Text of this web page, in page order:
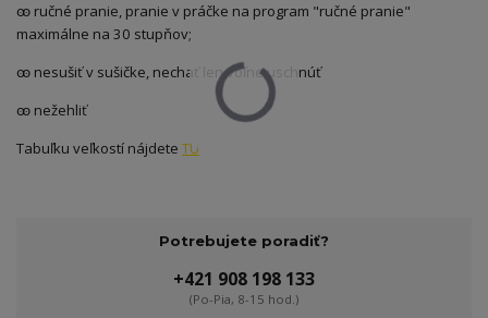
ꙭ ručné pranie, pranie v práčke na program "ručné pranie"
maximálne na 30 stupňov;
ꙭ nesušiť v sušičke, nechať len voľne uschnúť
ꙭ nežehliť
Tabuľku veľkostí nájdete TU
Potrebujete poradiť?
+421 908 198 133
(Po-Pia, 8-15 hod.)